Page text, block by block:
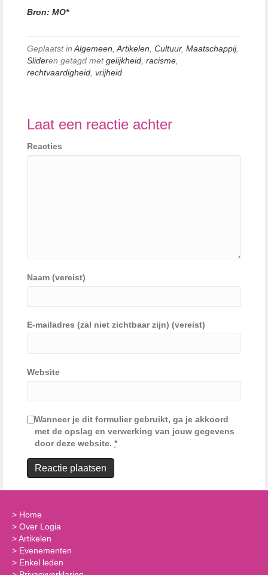
Bron: MO*
Geplaatst inAlgemeen,Artikelen, Cultuur, Maatschappij,
Slideren getagd metgelijkheid, racisme,
rechtvaardigheid, vrijheid
Laat een reactie achter
Reacties
Naam (vereist)
E-mailadres (zal niet zichtbaar zijn) (vereist)
Website
Wanneer je dit formulier gebruikt, ga je akkoord
met de opslag en verwerking van jouw gegevens
door deze website. *
> Home
> Over Logia
>Artikelen
> Evenementen
> Enkel leden